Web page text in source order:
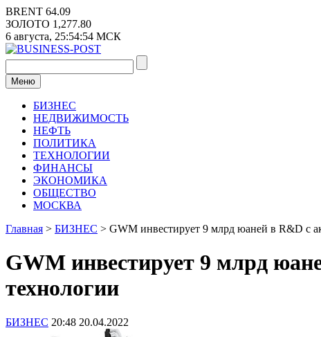
Перейти
к
содержимому
BRENT 64.09
ЗОЛОТО 1,277.80
6 августа, 25:54:54 МСК
Меню
БИЗНЕС
НЕДВИЖИМОСТЬ
НЕФТЬ
ПОЛИТИКА
ТЕХНОЛОГИИ
ФИНАНСЫ
ЭКОНОМИКА
ОБЩЕСТВО
МОСКВА
Главная > БИЗНЕС > GWM инвестирует 9 млрд юаней в R&D с
GWM инвестирует 9 млрд
технологии
БИЗНЕС 20:48 20.04.2022